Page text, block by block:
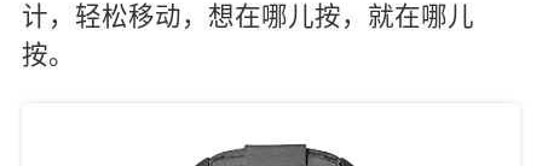
计，轻松移动，想在哪儿按，就在哪儿
按。